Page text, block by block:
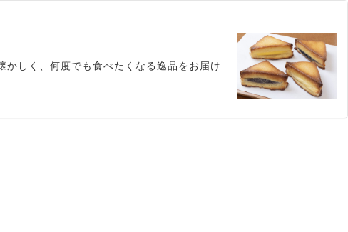
しく、何度でも食べたくなる逸品をお届け